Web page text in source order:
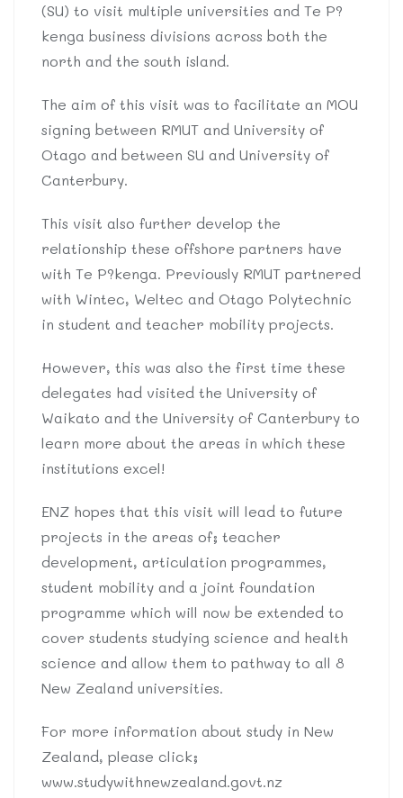
(SU) to visit multiple universities and Te P?
kenga business divisions across both the
north and the south island.
The aim of this visit was to facilitate an MOU
signing between RMUT and University of
Otago and between SU and University of
Canterbury.
This visit also further develop the
relationship these offshore partners have
with Te P?kenga. Previously RMUT partnered
with Wintec, Weltec and Otago Polytechnic
in student and teacher mobility projects.
However, this was also the first time these
delegates had visited the University of
Waikato and the University of Canterbury to
learn more about the areas in which these
institutions excel!
ENZ hopes that this visit will lead to future
projects in the areas of; teacher
development, articulation programmes,
student mobility and a joint foundation
programme which will now be extended to
cover students studying science and health
science and allow them to pathway to all 8
New Zealand universities.
For more information about study in New
Zealand, please click;
www.studywithnewzealand.govt.nz